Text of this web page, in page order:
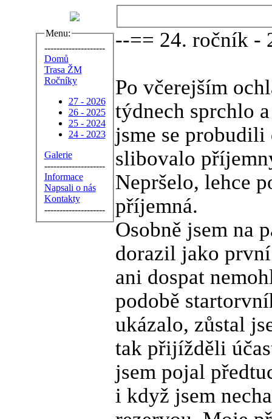
Menu:
--------------------
Domů
Trasa ŽM
Ročníky
27 - 2026
26 - 2025
25 - 2024
24 - 2023
Galerie
--------------------
Informace
Napsali o nás
Kontakty
--------------------
--== 24. ročník -
Po včerejším
týdnech sprchlo
jsme se probudili
slibovalo
Nepršelo, lehce
příjemná.
Osobně jsem na
dorazil jako
ani dospat
podobě
ukázalo, zůstal
tak přijížděli
jsem pojal
i když jsem